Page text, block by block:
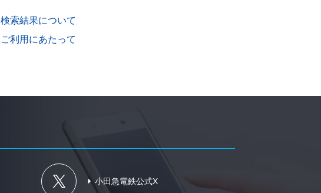
検索結果について
ご利用にあたって
小田急電鉄公式X